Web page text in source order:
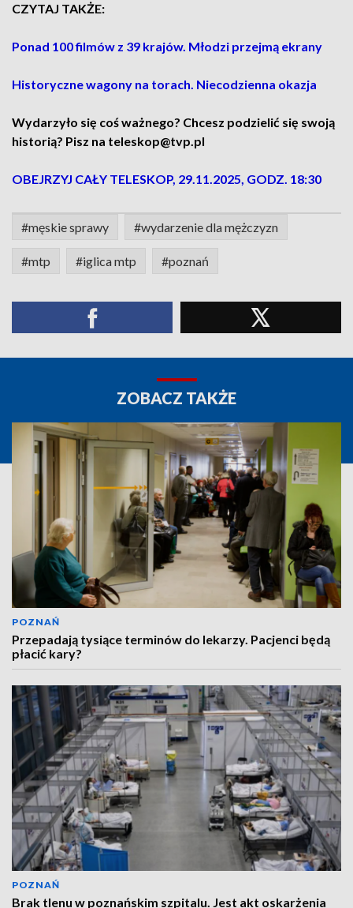
CZYTAJ TAKŻE:
Ponad 100 filmów z 39 krajów. Młodzi przejmą ekrany
Historyczne wagony na torach. Niecodzienna okazja
Wydarzyło się coś ważnego? Chcesz podzielić się swoją
historią? Pisz na teleskop@tvp.pl
OBEJRZYJ CAŁY TELESKOP, 29.11.2025, GODZ. 18:30
#męskie sprawy #wydarzenie dla mężczyzn
#mtp #iglica mtp #poznań
ZOBACZ TAKŻE
POZNAŃ
Przepadają tysiące terminów do lekarzy. Pacjenci będą
płacić kary?
POZNAŃ
Brak tlenu w poznańskim szpitalu. Jest akt oskarżenia